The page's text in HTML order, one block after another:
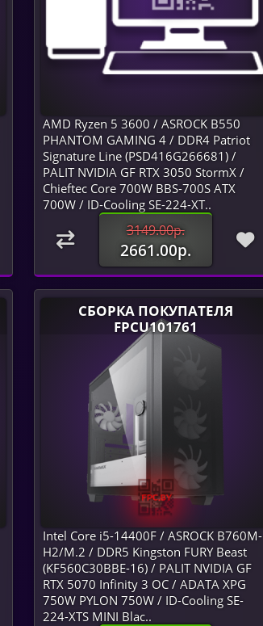
AMD Ryzen 5 3600 / ASROCK B550
PHANTOM GAMING 4 / DDR4 Patriot
Signature Line (PSD416G266681) /
PALIT NVIDIA GF RTX 3050 StormX /
Chieftec Core 700W BBS-700S ATX
700W / ID-Cooling SE-224-XT..
3149.00р.
2661.00р.
СБОРКА ПОКУПАТЕЛЯ
FPCU101761
Intel Core i5-14400F / ASROCK B760M-
H2/M.2 / DDR5 Kingston FURY Beast
(KF560C30BBE-16) / PALIT NVIDIA GF
RTX 5070 Infinity 3 OC / ADATA XPG
750W PYLON 750W / ID-Cooling SE-
224-XTS MINI Blac..